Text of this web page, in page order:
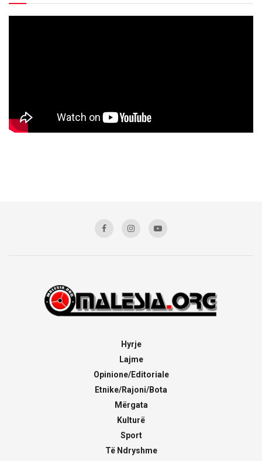
Hyrje
Lajme
Opinione/Editoriale
Etnike/Rajoni/Bota
Mërgata
Kulturë
Sport
Të Ndryshme